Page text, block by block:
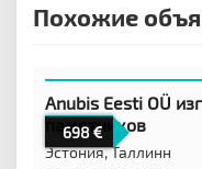
Похожие
698
Anubis Eesti OÜ
памятников
Эстония,Таллинн